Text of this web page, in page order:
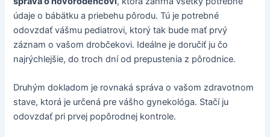
údaje o bábätku a priebehu pôrodu. Tú je potrebné
odovzdať vášmu pediatrovi, ktorý tak bude mať prvý
záznam o vašom drobčekovi. Ideálne je doručiť ju čo
najrýchlejšie, do troch dní od prepustenia z pôrodnice.
Druhým dokladom je rovnaká správa o vašom zdravotnom
stave, ktorá je určená pre vášho gynekológa. Stačí ju
odovzdať pri prvej popôrodnej kontrole.